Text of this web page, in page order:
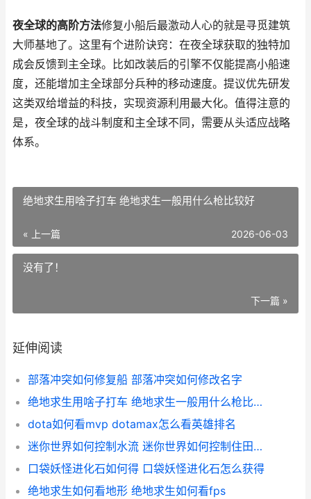
夜全球的高阶方法修复小船后最激动人心的就是寻觅建筑
大师基地了。这里有个进阶诀窍：在夜全球获取的独特加
成会反馈到主全球。比如改装后的引擎不仅能提高小船速
度，还能增加主全球部分兵种的移动速度。提议优先研发
这类双给增益的科技，实现资源利用最大化。值得注意的
是，夜全球的战斗制度和主全球不同，需要从头适应战略
体系。
绝地求生用啥子打车 绝地求生一般用什么枪比较好
« 上一篇 2026-06-03
没有了！
下一篇 »
延伸阅读
部落冲突如何修复船 部落冲突如何修改名字
绝地求生用啥子打车 绝地求生一般用什么枪比较好
dota如何看mvp dotamax怎么看英雄排名
迷你世界如何控制水流 迷你世界如何控制住田园的村民
口袋妖怪进化石如何得 口袋妖怪进化石怎么获得
绝地求生如何看地形 绝地求生如何看fps